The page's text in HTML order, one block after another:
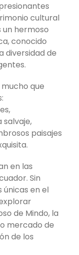
cultural
un hermoso
conocido
diversidad de
que
salvaje,
paisajes
en las
Sin
en el
de Mindo, la
mercado de
de los